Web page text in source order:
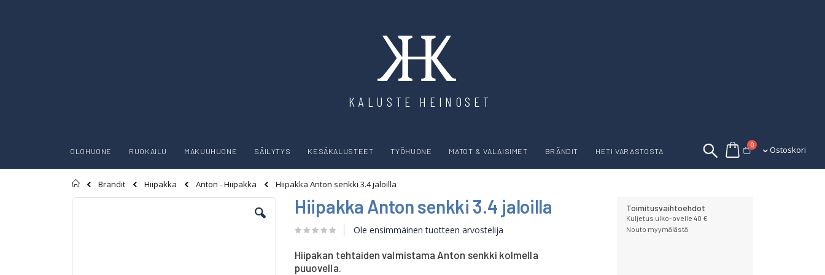
KALUSTE HEINOSET
Ostoskori
0tuotettaOstoskori
OLOHUONE RUOKAILU MAKUUHUONE SÄILYTYS KESÄKALUSTEET TYÖHUONE MATOT & VALAISIMET BRÄNDIT HETI VARASTOSTA
Etusivu
Brändit Hiipakka Anton - Hiipakka
Hiipakka Anton senkki 3.4 jaloilla
Skip
Hiipakka Anton senkki 3.4 jaloilla
Ole ensimmäinen tuotteen arvostelija
Hiipakan tehtaiden valmistama Anton senkki kolmella
puuovella.
Toimitusvaihtoehdot
Kuljetus ulko-ovelle 40 €
Nouto myymälästä